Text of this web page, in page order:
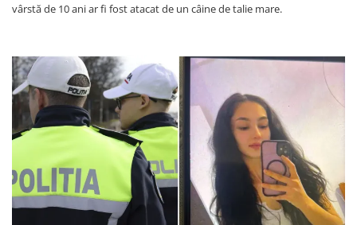
vârstă de 10 ani ar fi fost atacat de un câine de talie mare.